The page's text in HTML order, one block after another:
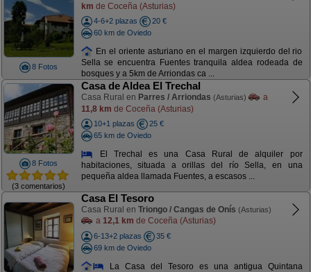
8 Fotos
km de Coceña (Asturias)
4-6+2 plazas
20 €
60 km de Oviedo
En el oriente asturiano en el margen izquierdo del rio
Sella se encuentra Fuentes tranquila aldea rodeada de
bosques y a 5km de Arriondas ca ...
8 Fotos
(3 comentarios)
Casa de Aldea El Trechal
Casa Rural en Parres / Arriondas (Asturias)
a
11,8 km de Coceña (Asturias)
10+1 plazas
25 €
65 km de Oviedo
El Trechal es una Casa Rural de alquiler por
habitaciones, situada a orillas del río Sella, en una
pequeña aldea llamada Fuentes, a escasos ...
Casa El Tesoro
Casa Rural en Triongo / Cangas de Onís (Asturias)
a 12,1 km de Coceña (Asturias)
6-13+2 plazas
35 €
69 km de Oviedo
La Casa del Tesoro es una antigua Quintana